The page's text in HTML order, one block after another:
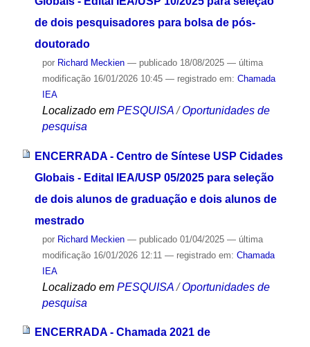
de dois pesquisadores para bolsa de pós-
doutorado
por Richard Meckien — publicado18/08/2025 — última
modificação16/01/2026 10:45 — registrado em: Chamada
IEA
Localizado em PESQUISA /Oportunidades de
pesquisa
ENCERRADA - Centro de Síntese USP Cidades
Globais - Edital IEA/USP 05/2025 para seleção
de dois alunos de graduação e dois alunos de
mestrado
por Richard Meckien — publicado01/04/2025 — última
modificação16/01/2026 12:11 — registrado em: Chamada
IEA
Localizado em PESQUISA /Oportunidades de
pesquisa
ENCERRADA - Chamada 2021 de